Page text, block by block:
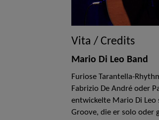
Vita / Credits
Mario Di Leo Band
Furiose Tarantella-
Fabrizio De André oder
entwickelte Mario Di Leo
Groove, die er solo oder